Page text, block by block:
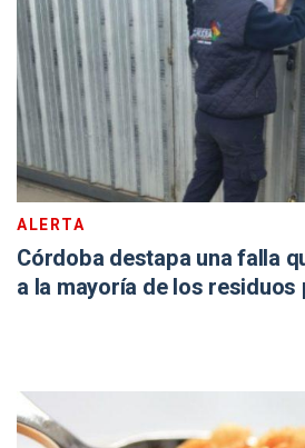
ALERTA
Córdoba destapa una falla
a la mayoría de los